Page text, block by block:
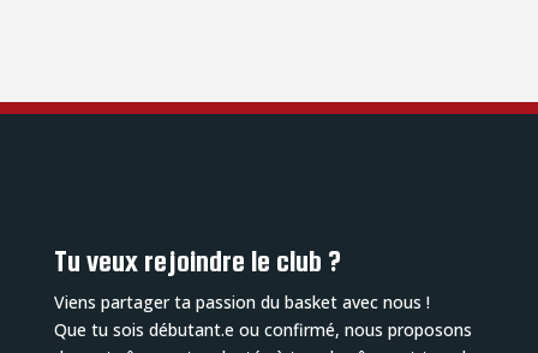
Tu veux rejoindre le club ?
Viens partager ta passion du basket avec nous !
Que tu sois débutant.e ou confirmé, nous proposons